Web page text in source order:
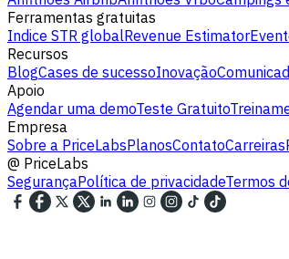
Ferramentas gratuitas
Indice STR globalRevenue Estimator
Recursos
BlogCases de sucessoInovação
Apoio
Agendar uma demoTeste Gratuito
Empresa
Sobre a PriceLabsPlanosContatoCarreiras
@ PriceLabs
SegurançaPolítica de privacidadeTermos